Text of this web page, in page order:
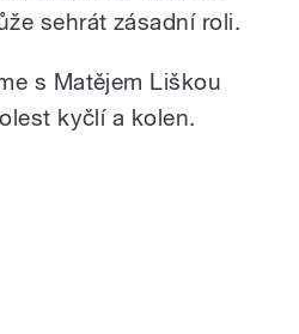
sehrát zásadní roli.
s Matějem Liškou
kyčlí a kolen.